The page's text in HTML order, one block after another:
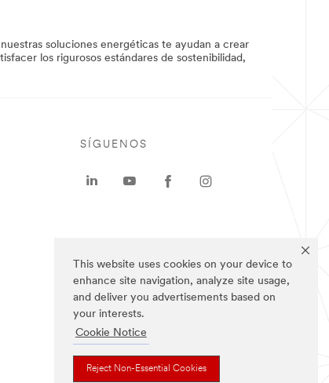
This website uses cookies on your device to
enhance site navigation, analyze site usage,
and deliver you advertisements based on
your interests.
Cookie Notice
Reject Non-Essential Cookies
soluciones energéticas te ayudan a crear
los rigurosos estándares de sostenibilidad,
SÍGUENOS